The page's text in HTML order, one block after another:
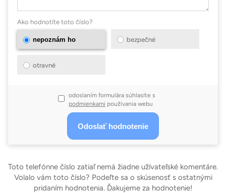
Ako hodnotíte toto číslo?
nepoznám ho bezpečné
otravné
odoslaním formulára súhlasíte s
podmienkami používania webu
Toto telefónne číslo zatiaľ nemá žiadne užívateľské komentáre.
Volalo vám toto číslo? Podeľte sa o skúsenosť s ostatnými
pridaním hodnotenia. Ďakujeme za hodnotenie!